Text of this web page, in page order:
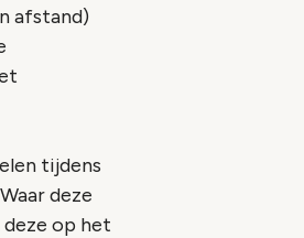
afstand)
tijdens
deze
op het